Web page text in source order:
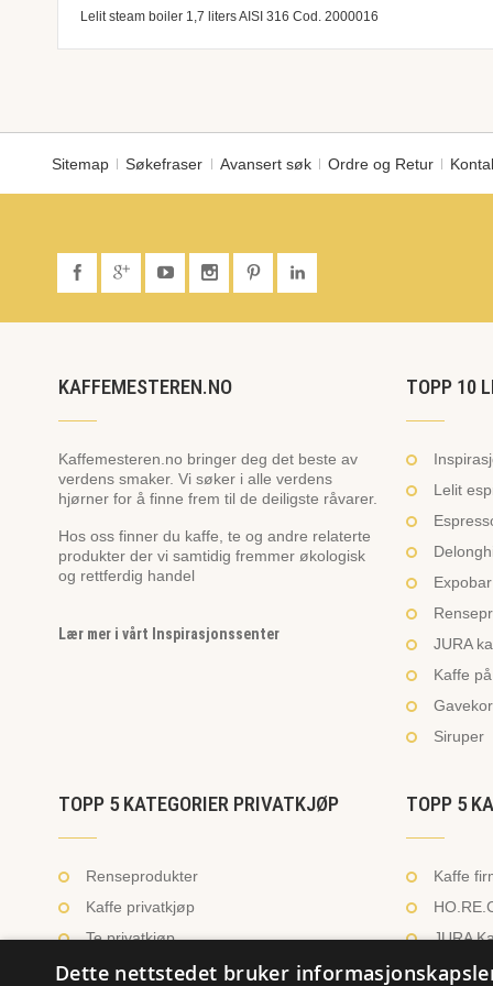
Lelit steam boiler 1,7 liters AISI 316 Cod. 2000016
Sitemap Søkefraser Avansert søk Ordre og Retur
KAFFEMESTEREN.NO
Kaffemesteren.no bringer deg det beste av
verdens smaker. Vi søker i alle verdens
hjørner for å finne frem til de deiligste råvarer.
Hos oss finner du kaffe, te og andre relaterte
produkter der vi samtidig fremmer økologisk
og rettferdig handel
Lær mer i vårt Inspirasjonssenter
TOPP 10
Lelit
JURA
Kaffe
Siruper
TOPP 5 KATEGORIER PRIVATKJØP
Renseprodukter
Kaffe privatkjøp
Te privatkjøp
Kaffe utstyr
TOPP 5
Kaffe
JURA
Dette nettstedet bruker